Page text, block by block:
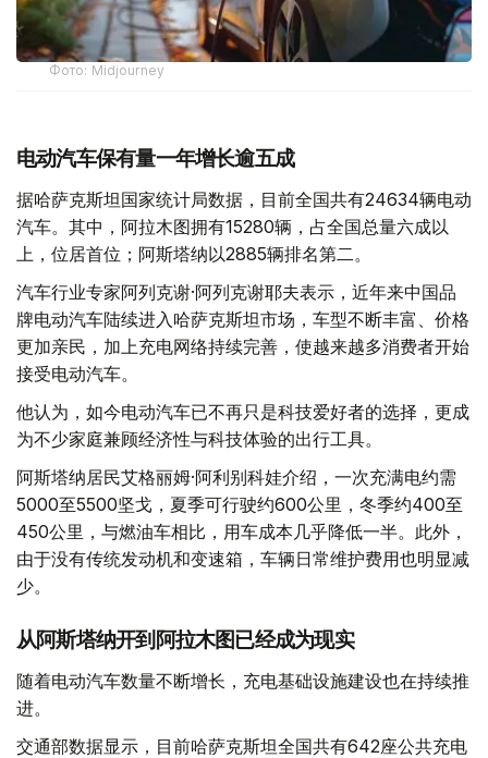
Фото: Midjourney
电动汽车保有量一年增长逾五成
据哈萨克斯坦国家统计局数据，目前全国共有24634辆电动
汽车。其中，阿拉木图拥有15280辆，占全国总量六成以
上，位居首位；阿斯塔纳以2885辆排名第二。
汽车行业专家阿列克谢·阿列克谢耶夫表示，近年来中国品
牌电动汽车陆续进入哈萨克斯坦市场，车型不断丰富、价格
更加亲民，加上充电网络持续完善，使越来越多消费者开始
接受电动汽车。
他认为，如今电动汽车已不再只是科技爱好者的选择，更成
为不少家庭兼顾经济性与科技体验的出行工具。
阿斯塔纳居民艾格丽姆·阿利别科娃介绍，一次充满电约需
5000至5500坚戈，夏季可行驶约600公里，冬季约400至
450公里，与燃油车相比，用车成本几乎降低一半。此外，
由于没有传统发动机和变速箱，车辆日常维护费用也明显减
少。
从阿斯塔纳开到阿拉木图已经成为现实
随着电动汽车数量不断增长，充电基础设施建设也在持续推
进。
交通部数据显示，目前哈萨克斯坦全国共有642座公共充电